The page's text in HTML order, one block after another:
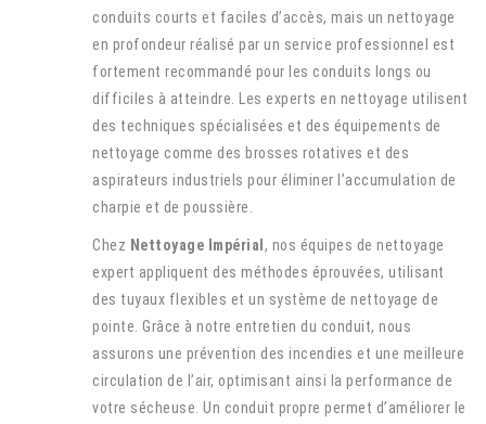
conduits courts et faciles d’accès, mais un nettoyage
en profondeur réalisé par un service professionnel est
fortement recommandé pour les conduits longs ou
difficiles à atteindre. Les experts en nettoyage utilisent
des techniques spécialisées et des équipements de
nettoyage comme des brosses rotatives et des
aspirateurs industriels pour éliminer l’accumulation de
charpie et de poussière.
Chez Nettoyage Impérial , nos équipes de nettoyage
expert appliquent des méthodes éprouvées, utilisant
des tuyaux flexibles et un système de nettoyage de
pointe. Grâce à notre entretien du conduit, nous
assurons une prévention des incendies et une meilleure
circulation de l’air, optimisant ainsi la performance de
votre sécheuse. Un conduit propre permet d’améliorer le